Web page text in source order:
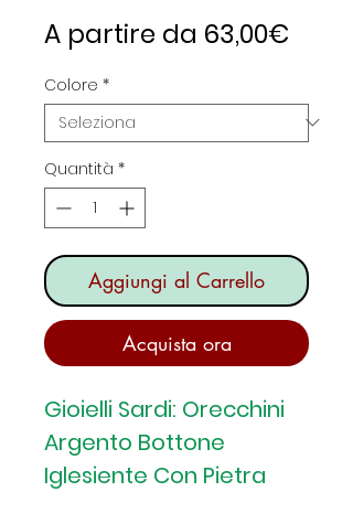
A partire da 63,00€
Colore *
Quantità *
Aggiungi al Carrello
Acquista ora
Gioielli Sardi: Orecchini
Argento Bottone
Iglesiente Con Pietra